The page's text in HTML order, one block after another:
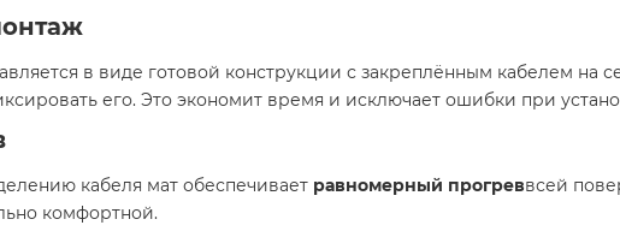
в виде готовой конструкции с закреплённым кабелем на
его. Это экономит время и исключает ошибки при
кабеля мат обеспечивает равномерный прогреввсей
комфортной.